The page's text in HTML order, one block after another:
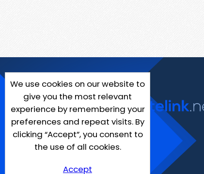
We use cookies on our website to
give you the most relevant
experience by remembering your
preferences and repeat visits. By
clicking “Accept”, you consent to
the use of all cookies.
Accept